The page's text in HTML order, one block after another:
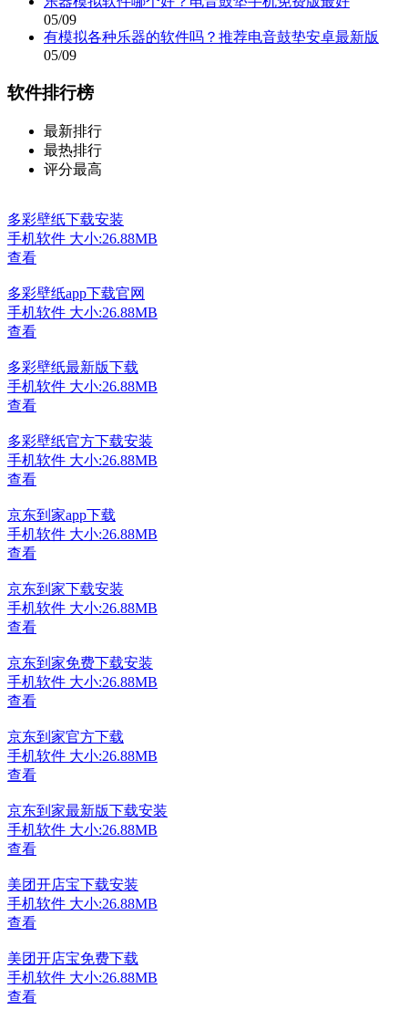
05/09
有模拟各种乐器的软件吗？推荐电音鼓垫安卓最新版
05/09
软件排行榜
最新排行
最热排行
评分最高
多彩壁纸下载安装
手机软件 大小:26.88MB
查看
多彩壁纸app下载官网
手机软件 大小:26.88MB
查看
多彩壁纸最新版下载
手机软件 大小:26.88MB
查看
多彩壁纸官方下载安装
手机软件 大小:26.88MB
查看
京东到家app下载
手机软件 大小:26.88MB
查看
京东到家下载安装
手机软件 大小:26.88MB
查看
京东到家免费下载安装
手机软件 大小:26.88MB
查看
京东到家官方下载
手机软件 大小:26.88MB
查看
京东到家最新版下载安装
手机软件 大小:26.88MB
查看
美团开店宝下载安装
手机软件 大小:26.88MB
查看
美团开店宝免费下载
手机软件 大小:26.88MB
查看